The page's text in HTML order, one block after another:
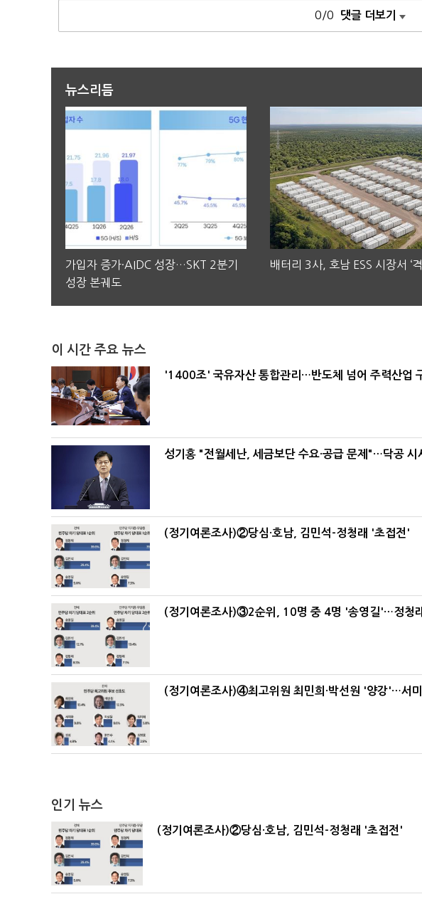
0/0 댓글 더보기
뉴스리듬
가입자 증가·AIDC 성장…SKT 2분기
성장 본궤도
배터리 3사, 호남 ESS 시장서 ‘격
이 시간 주요 뉴스
'1400조' 국유자산 통합관리…반도체 넘어 주력산업
성기홍 "전월세난, 세금보단 수요·공급 문제"…닥공 시
(정기여론조사)②당심·호남, 김민석-정청래 '초접전'
(정기여론조사)③2순위, 10명 중 4명 '송영길'…정청
(정기여론조사)④최고위원 최민희·박선원 '양강'…서미
인기 뉴스
(정기여론조사)②당심·호남, 김민석-정청래 '초접전'